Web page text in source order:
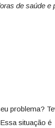
de saúde e
problema?
situação é